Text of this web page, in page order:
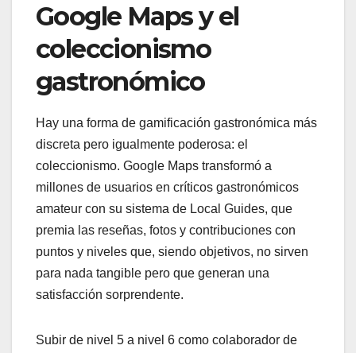
Google Maps y el
coleccionismo
gastronómico
Hay una forma de gamificación gastronómica más
discreta pero igualmente poderosa: el
coleccionismo. Google Maps transformó a
millones de usuarios en críticos gastronómicos
amateur con su sistema de Local Guides, que
premia las reseñas, fotos y contribuciones con
puntos y niveles que, siendo objetivos, no sirven
para nada tangible pero que generan una
satisfacción sorprendente.
Subir de nivel 5 a nivel 6 como colaborador de